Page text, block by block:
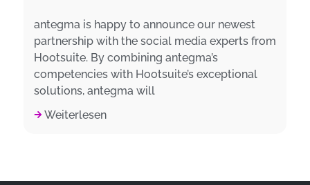
antegma is happy to announce our newest
partnership with the social media experts from
Hootsuite. By combining antegma’s
competencies with Hootsuite’s exceptional
solutions, antegma will
Weiterlesen